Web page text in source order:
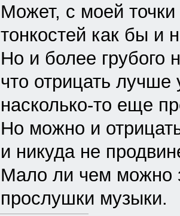
Может, с моей точки
тонкостей как бы и
Но и более грубого
что отрицать
насколько-то еще
Но можно и
и никуда не
Мало ли чем можно
прослушки музыки.